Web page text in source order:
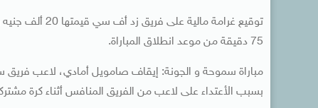
توقيع غرامة
75 دقيقة من موعد انطلاق المباراة.
بسبب الأعتداء على لاعب من الفريق المنافس أثناء كرة